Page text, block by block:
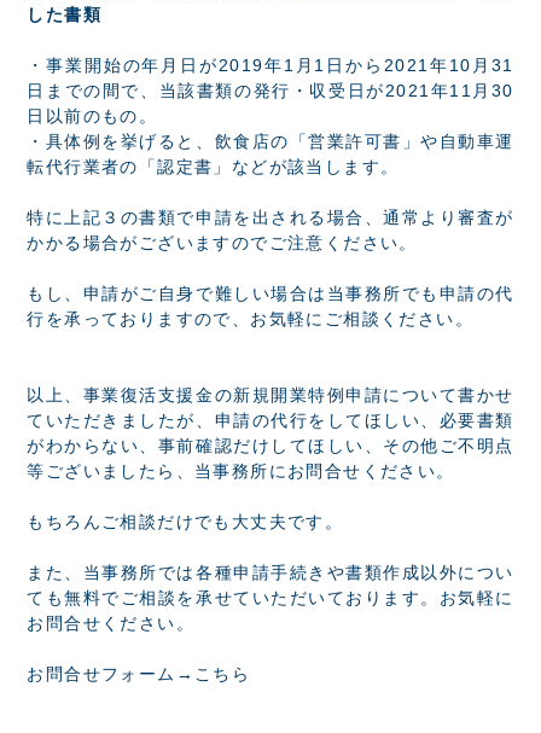
した書類
・事業開始の年月日が2019年1月1日から2021年10月31
日までの間で、当該書類の発行・収受日が2021年11月30
日以前のもの。
・具体例を挙げると、飲食店の「営業許可書」や自動車運
転代行業者の「認定書」などが該当します。
特に上記３の書類で申請を出される場合、通常より審査が
かかる場合がございますのでご注意ください。
もし、申請がご自身で難しい場合は当事務所でも申請の代
行を承っておりますので、お気軽にご相談ください。
以上、事業復活支援金の新規開業特例申請について書かせ
ていただきましたが、申請の代行をしてほしい、必要書類
がわからない、事前確認だけしてほしい、その他ご不明点
等ございましたら、当事務所にお問合せください。
もちろんご相談だけでも大丈夫です。
また、当事務所では各種申請手続きや書類作成以外につい
ても無料でご相談を承せていただいております。お気軽に
お問合せください。
お問合せフォーム→ こちら